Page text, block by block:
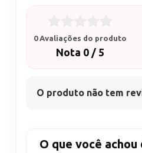
0 Avaliações do produto
Nota 0 / 5
O produto não tem
O que você